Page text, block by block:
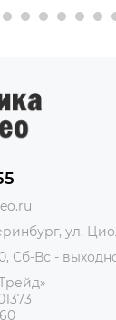
ул.
Сб-Вс -